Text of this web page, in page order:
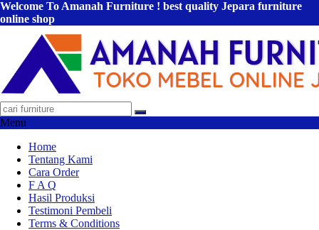
Welcome To Amanah Furniture ! best quality Jepara furniture
online shop
Menu
Home
Tentang Kami
Cara Order
F A Q
Hasil Produksi
Testimoni Pembeli
Terms & Conditions